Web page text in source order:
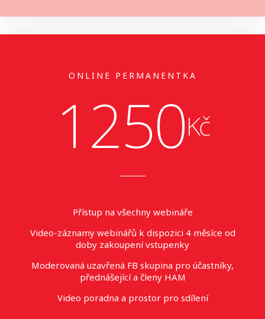
ONLINE PERMANENTKA
1250Kč
Přístup na všechny webináře
Video-záznamy webinářů k dispozici 4 měsíce od
doby zakoupení vstupenky
Moderovaná uzavřená FB skupina pro účastníky,
přednášející a členy HAM
Video poradna a prostor pro sdílení